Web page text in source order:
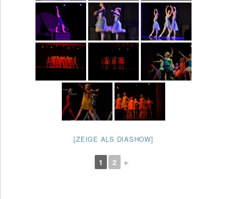
[ZEIGE ALS DIASHOW]
1 2 ►